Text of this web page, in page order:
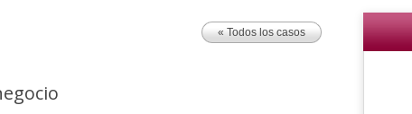
« Todos los casos